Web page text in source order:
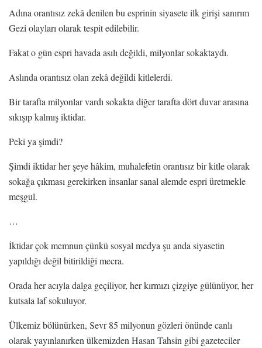
Adına orantısız zekâ denilen bu esprinin siyasete ilk girişi sanırım
Gezi olayları olarak tespit edilebilir.
Fakat o gün espri havada asılı değildi, milyonlar sokaktaydı.
Aslında orantısız olan zekâ değildi kitlelerdi.
Bir tarafta milyonlar vardı sokakta diğer tarafta dört duvar arasına
sıkışıp kalmış iktidar.
Peki ya şimdi?
Şimdi iktidar her şeye hâkim, muhalefetin orantısız bir kitle olarak
sokağa çıkması gerekirken insanlar sanal alemde espri üretmekle
meşgul.
…
İktidar çok memnun çünkü sosyal medya şu anda siyasetin
yapıldığı değil bitirildiği mecra.
Orada her acıyla dalga geçiliyor, her kırmızı çizgiye gülünüyor, her
kutsala laf sokuluyor.
Ülkemiz bölünürken, Sevr 85 milyonun gözleri önünde canlı
olarak yayınlanırken ülkemizden Hasan Tahsin gibi gazeteciler